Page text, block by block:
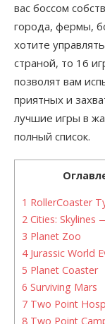
вас боссом
города, фермы,
хотите
страной, то 16
позволят вам
приятных и
лучшие игры в
полный список.
1 RollerCoaster
2 Cities: Skylines
3 Planet Zoo
4Jurassic World
5 Planet Coaster
6 Surviving Mars
7 Two Point
8 Two Point